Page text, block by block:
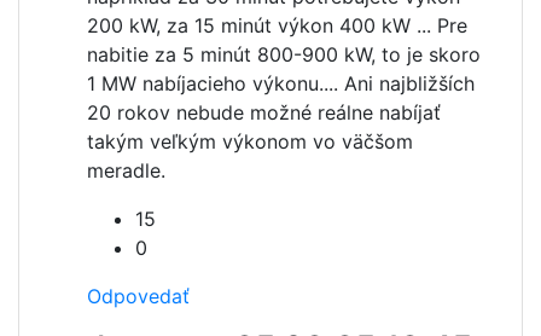
200 kW, za 15 minút výkon 400 kW ... Pre
nabitie za 5 minút 800-900 kW, to je skoro
1 MW nabíjacieho výkonu.... Ani najbližších
20 rokov nebude možné reálne nabíjať
takým veľkým výkonom vo väčšom
meradle.
15
0
Odpovedať